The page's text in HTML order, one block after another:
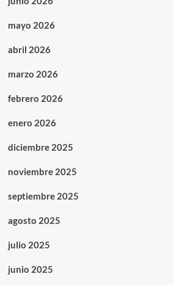
mayo 2026
abril 2026
marzo 2026
febrero 2026
enero 2026
diciembre 2025
noviembre 2025
septiembre 2025
agosto 2025
julio 2025
junio 2025